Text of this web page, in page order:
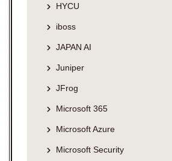
HYCU
iboss
JAPAN AI
Juniper
JFrog
Microsoft 365
Microsoft Azure
Microsoft Security